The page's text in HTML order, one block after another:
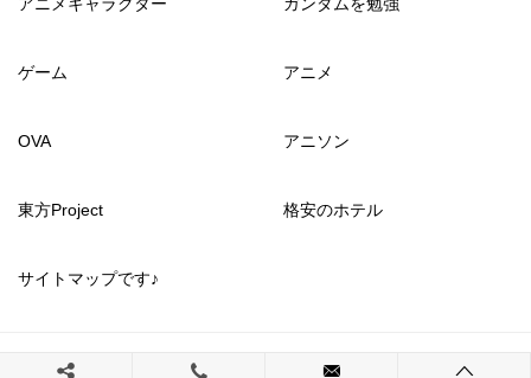
ゲーム アニメ
OVA アニソン
東方Project 格安のホテル
サイトマップです♪
© 2017 いっぱいゲームを楽しもう